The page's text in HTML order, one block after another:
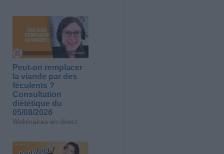
Peut-on remplacer
la viande par des
féculents ?
Consultation
diététique du
05/08/2026
Webinaires en direct